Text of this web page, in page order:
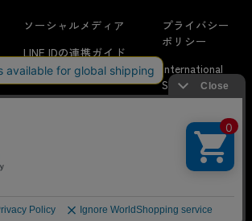
ソーシャルメディア
LINE IDの連携ガイド
FAQ
プライバシー
ポリシー
International
Shipping
リクエスト
験の向上およびコンテンツの最適な提供、ト
目的としてCookieを使用しています。
された場合、Cookieの利用に同意したことも
承諾する